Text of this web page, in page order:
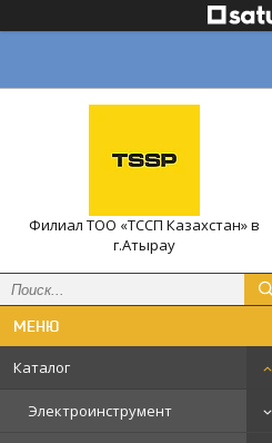
Филиал ТОО «ТССП Казахстан» в
г.Атырау
Каталог
Электроинструмент